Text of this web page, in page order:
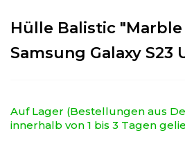
Hülle Balistic
Samsung Galaxy S23
Auf Lager (Bestellungen aus
innerhalb von 1 bis 3 Tagen